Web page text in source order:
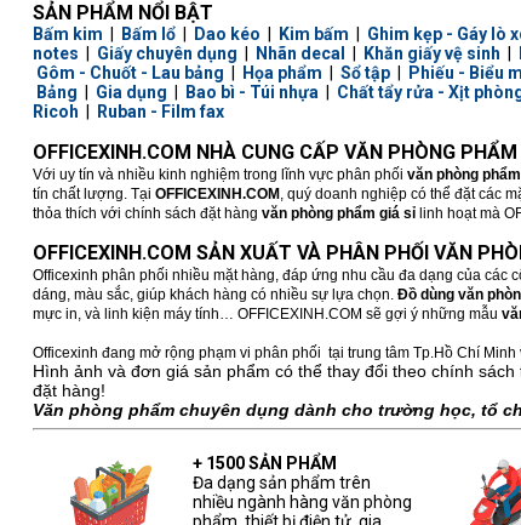
SẢN PHẨM NỔI BẬT
Bấm kim Bấm lổ| Dao kéo Kim bấm Ghim kẹp - Gáy lò
notes
Giấy chuyên dụng Nhãn decal Khăn giấy vệ sinh
Gôm - Chuốt - Lau bảng
Họa phẩm Sổ tập| Phiếu - Biểu
Bảng
Gia dụng Bao bì - Túi nhựa Chất tẩy rửa - Xịt
Ricoh
Ruban - Film fax
OFFICEXINH.COM NHÀ CUNG CẤP VĂN PHÒNG PHẨM
Với uy tín và nhiều kinh nghiệm trong lĩnh vực phân phối văn phòng phẩm
tín chất lượng. Tại OFFICEXINH.COM , quý doanh nghiệp có thể đặt các
thỏa thích với chính sách đặt hàng văn phòng phẩm giá sỉlinh hoạt mà
OFFICEXINH.COM SẢN XUẤT VÀ PHÂN PHỐI VĂN
Officexinh phân phối nhiều mặt hàng, đáp ứng nhu cầu đa dạng của các
dáng, màu sắc, giúp khách hàng có nhiều sự lựa chọn. Đồ dùng văn
mực in, và linh kiện máy tính… OFFICEXINH.COM sẽ gợi ý những mẫu
Officexinh đang mở rộng phạm vi phân phối tại trung tâm Tp.Hồ Chí
Hình ảnh và đơn giá sản phẩm có thể thay đổi theo chính
đặt hàng!
Văn phòng phẩm chuyên dụng dành cho trường học, tổ
+ 1500 SẢN PHẨM
Đa dạng sản phẩm trên
nhiều ngành hàng văn phòng